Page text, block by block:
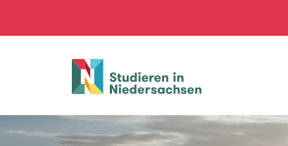
Studieren
in